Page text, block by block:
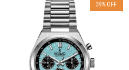
39% OFF